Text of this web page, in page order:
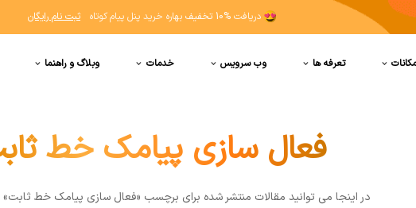
دریافت 10% تخفیف بهاره خرید پنل پیام کوتاه ثبت نام رایگان
تعرفه ها وب سرویس خدمات وبلاگ و راهنما
فعال سازی پیامک خط
در اينجا مي توانيد مقالات منتشر شده برای برچسب «فعال سازی پیامک خط ثابت»